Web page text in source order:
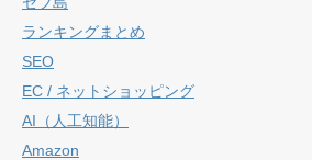
ランキングまとめ
SEO
EC / ネットショッピング
AI（人工知能）
Amazon